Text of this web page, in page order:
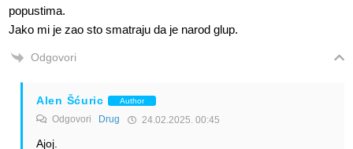
popustima.
Jako mi je zao sto smatraju da je narod glup.
Odgovori
Alen Šćuric Author
Odgovori Drug 24.02.2025. 00:45
Ajoj.